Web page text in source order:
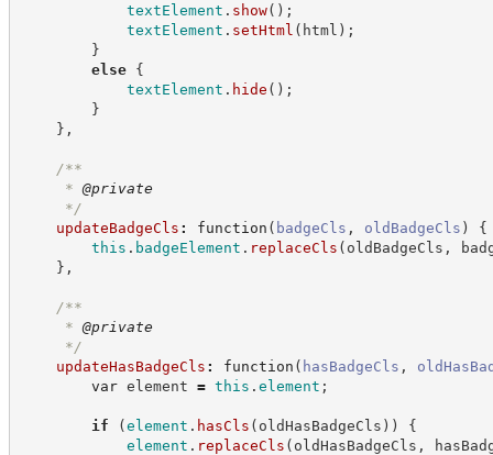
textElement . show( ) ;
textElement . setHtml ( html ) ;
}
else
{
textElement . hide ( ) ;
}
} ,
/**
* @private
*/
updateBadgeCls : function ( badgeCls , oldBadgeCls )
{
this . badgeElement . replaceCls ( oldBadgeCls ,
} ,
/**
* @private
*/
updateHasBadgeCls : function ( hasBadgeCls ,
var element = this . element ;
if (element . hasCls ( oldHasBadgeCls ) )
{
element . replaceCls ( oldHasBadgeCls ,